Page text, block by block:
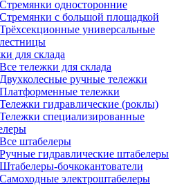
Стремянки односторонние
Стремянки с большой площадкой
Трёхсекционные универсальные
лестницы
для склада
Все тележки для склада
Двухколесные ручные тележки
Платформенные тележки
Тележки гидравлические (роклы)
Тележки специализированные
Все штабелеры
Ручные гидравлические штабелеры
Штабелеры-бочкокантователи
Самоходные электроштабелеры